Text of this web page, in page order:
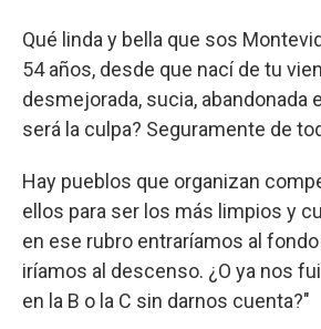
Qué linda y bella que sos
54 años, desde que nací de tu
desmejorada, sucia, abandonada
será la culpa? Seguramente de
Hay pueblos que organizan
ellos para ser los más limpios y
en ese rubro entraríamos al
iríamos al descenso. ¿O ya nos
en la B o la C sin darnos cuenta?"